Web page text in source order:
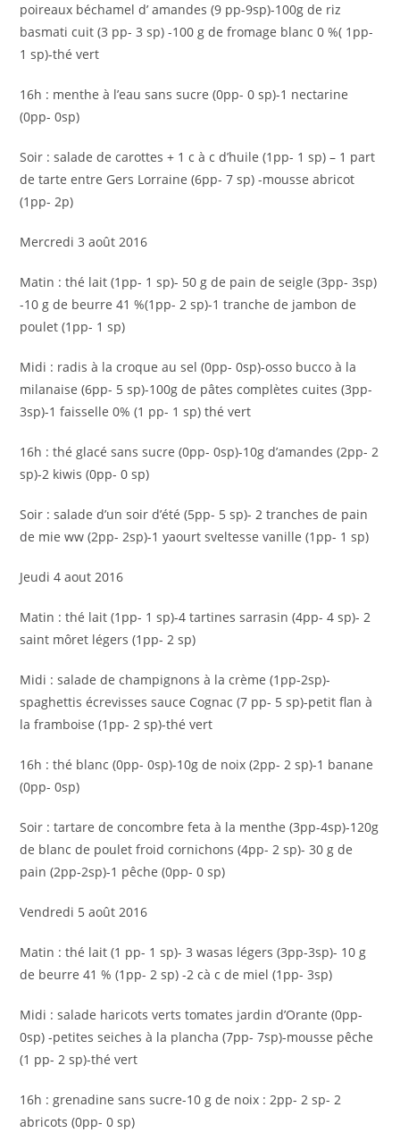
poireaux béchamel d’ amandes (9 pp-9sp)-100g de riz
basmati cuit (3 pp- 3 sp) -100 g de fromage blanc 0 %( 1pp-
1 sp)-thé vert
16h : menthe à l’eau sans sucre (0pp- 0 sp)-1 nectarine
(0pp- 0sp)
Soir : salade de carottes + 1 c à c d’huile (1pp- 1 sp) – 1 part
de tarte entre Gers Lorraine (6pp- 7 sp) -mousse abricot
(1pp- 2p)
Mercredi 3 août 2016
Matin : thé lait (1pp- 1 sp)- 50 g de pain de seigle (3pp- 3sp)
-10 g de beurre 41 %(1pp- 2 sp)-1 tranche de jambon de
poulet (1pp- 1 sp)
Midi : radis à la croque au sel (0pp- 0sp)-osso bucco à la
milanaise (6pp- 5 sp)-100g de pâtes complètes cuites (3pp-
3sp)-1 faisselle 0% (1 pp- 1 sp) thé vert
16h : thé glacé sans sucre (0pp- 0sp)-10g d’amandes (2pp- 2
sp)-2 kiwis (0pp- 0 sp)
Soir : salade d’un soir d’été (5pp- 5 sp)- 2 tranches de pain
de mie ww (2pp- 2sp)-1 yaourt sveltesse vanille (1pp- 1 sp)
Jeudi 4 aout 2016
Matin : thé lait (1pp- 1 sp)-4 tartines sarrasin (4pp- 4 sp)- 2
saint môret légers (1pp- 2 sp)
Midi : salade de champignons à la crème (1pp-2sp)-
spaghettis écrevisses sauce Cognac (7 pp- 5 sp)-petit flan à
la framboise (1pp- 2 sp)-thé vert
16h : thé blanc (0pp- 0sp)-10g de noix (2pp- 2 sp)-1 banane
(0pp- 0sp)
Soir : tartare de concombre feta à la menthe (3pp-4sp)-120g
de blanc de poulet froid cornichons (4pp- 2 sp)- 30 g de
pain (2pp-2sp)-1 pêche (0pp- 0 sp)
Vendredi 5 août 2016
Matin : thé lait (1 pp- 1 sp)- 3 wasas légers (3pp-3sp)- 10 g
de beurre 41 % (1pp- 2 sp) -2 cà c de miel (1pp- 3sp)
Midi : salade haricots verts tomates jardin d’Orante (0pp-
0sp) -petites seiches à la plancha (7pp- 7sp)-mousse pêche
(1 pp- 2 sp)-thé vert
16h : grenadine sans sucre-10 g de noix : 2pp- 2 sp- 2
abricots (0pp- 0 sp)